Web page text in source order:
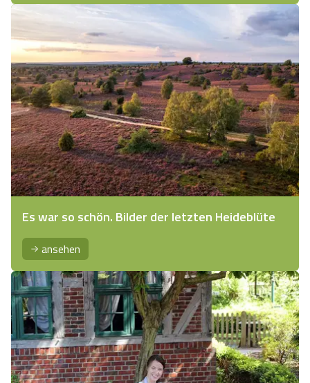
Es war so schön. Bilder der letzten Heideblüte
ansehen